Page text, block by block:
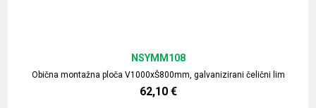
Obična montažna ploča V1000xŠ800mm, galvanizirani čelični lim
NSYMM108
62,10 €